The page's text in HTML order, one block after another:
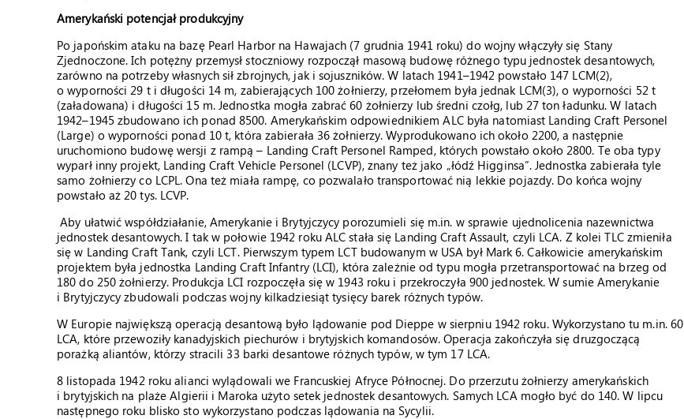
Amerykański potencjał produkcyjny
Po japońskim ataku na bazę Pearl Harbor na Hawajach (7 grudnia 1941 roku) do wojny włączyły się Stany
Zjednoczone. Ich potężny przemysł stoczniowy rozpoczął masową budowę różnego typu jednostek desantowych,
zarówno na potrzeby własnych sił zbrojnych, jak i sojuszników. W latach 1941–1942 powstało 147 LCM(2),
o wyporności 29 t i długości 14 m, zabierających 100 żołnierzy, przełomem była jednak LCM(3), o wyporności 52 t
(załadowana) i długości 15 m. Jednostka mogła zabrać 60 żołnierzy lub średni czołg, lub 27 ton ładunku. W latach
1942–1945 zbudowano ich ponad 8500. Amerykańskim odpowiednikiem ALC była natomiast Landing Craft Personel
(Large) o wyporności ponad 10 t, która zabierała 36 żołnierzy. Wyprodukowano ich około 2200, a następnie
uruchomiono budowę wersji z rampą – Landing Craft Personel Ramped, których powstało około 2800. Te oba typy
wyparł inny projekt, Landing Craft Vehicle Personel (LCVP), znany też jako „łódź Higginsa”. Jednostka zabierała tyle
samo żołnierzy co LCPL. Ona też miała rampę, co pozwalało transportować nią lekkie pojazdy. Do końca wojny
powstało aż 20 tys. LCVP.
Aby ułatwić współdziałanie, Amerykanie i Brytyjczycy porozumieli się m.in. w sprawie ujednolicenia nazewnictwa
jednostek desantowych. I tak w połowie 1942 roku ALC stała się Landing Craft Assault, czyli LCA. Z kolei TLC zmieniła
się w Landing Craft Tank, czyli LCT. Pierwszym typem LCT budowanym w USA był Mark 6. Całkowicie amerykańskim
projektem była jednostka Landing Craft Infantry (LCI), która zależnie od typu mogła przetransportować na brzeg od
180 do 250 żołnierzy. Produkcja LCI rozpoczęła się w 1943 roku i przekroczyła 900 jednostek. W sumie Amerykanie
i Brytyjczycy zbudowali podczas wojny kilkadziesiąt tysięcy barek różnych typów.
W Europie największą operacją desantową było lądowanie pod Dieppe w sierpniu 1942 roku. Wykorzystano tu m.in. 60
LCA, które przewoziły kanadyjskich piechurów i brytyjskich komandosów. Operacja zakończyła się druzgoczącą
porażką aliantów, którzy stracili 33 barki desantowe różnych typów, w tym 17 LCA.
8 listopada 1942 roku alianci wylądowali we Francuskiej Afryce Północnej. Do przerzutu żołnierzy amerykańskich
i brytyjskich na plaże Algierii i Maroka użyto setek jednostek desantowych. Samych LCA mogło być do 140. W lipcu
następnego roku blisko sto wykorzystano podczas lądowania na Sycylii.